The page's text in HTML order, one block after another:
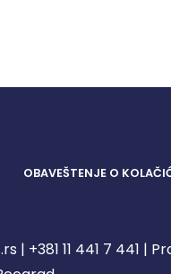
OBAVEŠTENJE O
+381 11 441 7 441 |